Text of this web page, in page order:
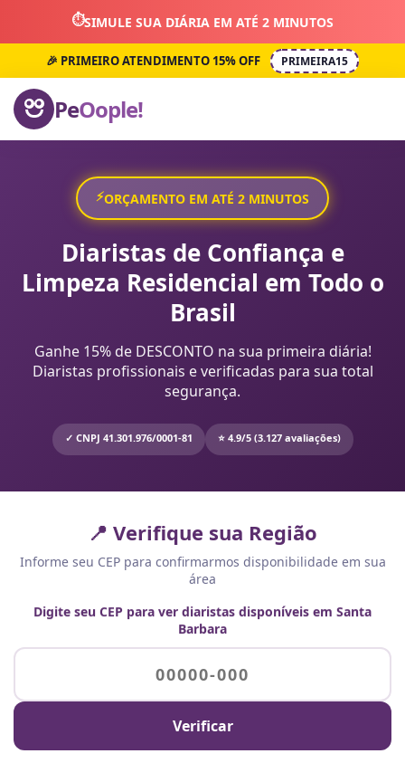
⏱️SIMULE SUA DIÁRIA EM ATÉ 2 MINUTOS
🎉 PRIMEIRO ATENDIMENTO 15% OFF PRIMEIRA15
PeOople!
⚡ORÇAMENTO EM ATÉ 2 MINUTOS
Diaristas de Confiança e
Limpeza Residencial em Todo o
Brasil
Ganhe 15% de DESCONTO na sua primeira diária!
Diaristas profissionais e verificadas para sua total
segurança.
✓ CNPJ 41.301.976/0001-81 ⭐ 4.9/5 (3.127 avaliações)
📍 Verifique sua Região
Informe seu CEP para confirmarmos disponibilidade em sua
área
Digite seu CEP para ver diaristas disponíveis em Santa
Barbara
Verificar